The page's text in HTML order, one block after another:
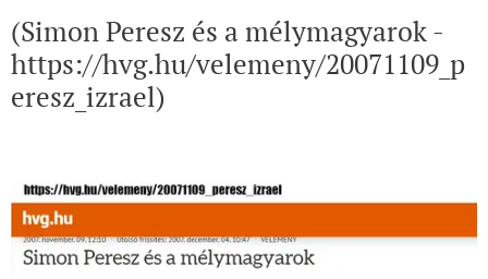
(Simon Peresz és a mélymagyarok -
https://hvg.hu/velemeny/20071109_p
eresz_izrael)